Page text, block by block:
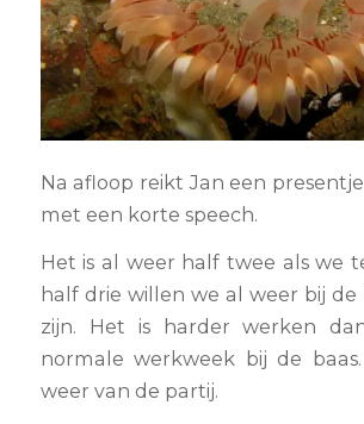
Na afloop reikt Jan een
met een korte speech.
Het is al weer half twee als we
half drie willen we al weer bij
zijn. Het is harder werken
normale werkweek bij de
weer van de partij.